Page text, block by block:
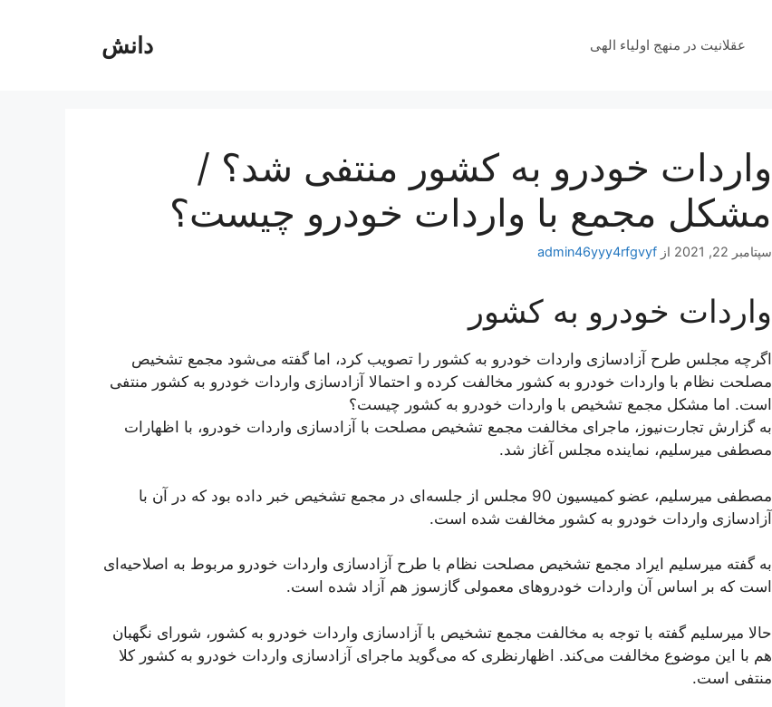
دانش عقلانیت در منهج اولیاء الهی
واردات خودرو به کشور منتفی شد؟ /
مشکل مجمع با واردات خودرو چیست؟
سپتامبر 22, 2021 از admin46yyy4rfgvyf
واردات خودرو به کشور
اگرچه مجلس طرح آزادسازی واردات خودرو به کشور را تصویب کرد، اما گفته می‌شود مجمع تشخیص
مصلحت نظام با واردات خودرو به کشور مخالفت کرده و احتمالا آزادسازی واردات خودرو به کشور منتفی
است. اما مشکل مجمع تشخیص با واردات خودرو به کشور چیست؟
به گزارش تجارت‌نیوز، ماجرای مخالفت مجمع تشخیص مصلحت با آزادسازی واردات خودرو، با اظهارات
مصطفی میرسلیم، نماینده مجلس آغاز شد.
مصطفی میرسلیم، عضو کمیسیون 90 مجلس از جلسه‌ای در مجمع تشخیص خبر داده بود که در آن با
آزادسازی واردات خودرو به کشور مخالفت شده است.
به گفته میرسلیم ایراد مجمع تشخیص مصلحت نظام با طرح آزادسازی واردات خودرو مربوط به اصلاحیه‌ای
است که بر اساس آن واردات خودروهای معمولی گازسوز هم آزاد شده است.
حالا میرسلیم گفته با توجه به مخالفت مجمع تشخیص با آزادسازی واردات خودرو به کشور، شورای نگهبان
هم با این موضوع مخالفت می‌کند. اظهارنظری که می‌گوید ماجرای آزادسازی واردات خودرو به کشور کلا
منتفی است.